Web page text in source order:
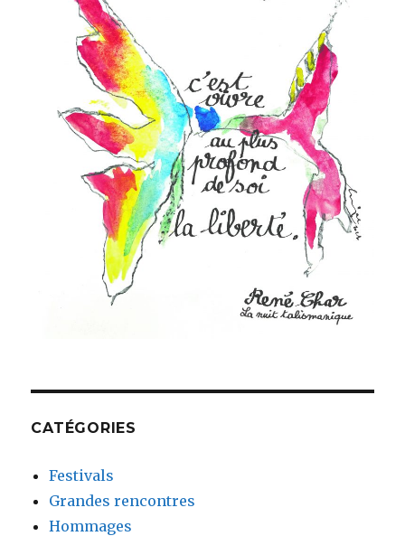
CATÉGORIES
Festivals
Grandes rencontres
Hommages